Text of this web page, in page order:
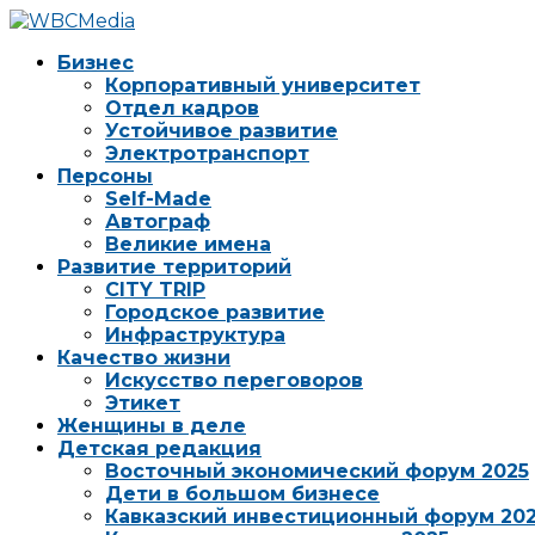
Бизнес
Корпоративный университет
Отдел кадров
Устойчивое развитие
Электротранспорт
Персоны
Self-Made
Автограф
Великие имена
Развитие территорий
CITY TRIP
Городское развитие
Инфраструктура
Качество жизни
Искусство переговоров
Этикет
Женщины в деле
Детская редакция
Восточный экономический форум 2025
Дети в большом бизнесе
Кавказский инвестиционный форум